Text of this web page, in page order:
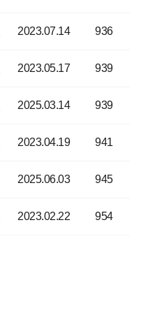
2023.07.14 936
2023.05.17 939
2025.03.14 939
2023.04.19 941
2025.06.03 945
2023.02.22 954